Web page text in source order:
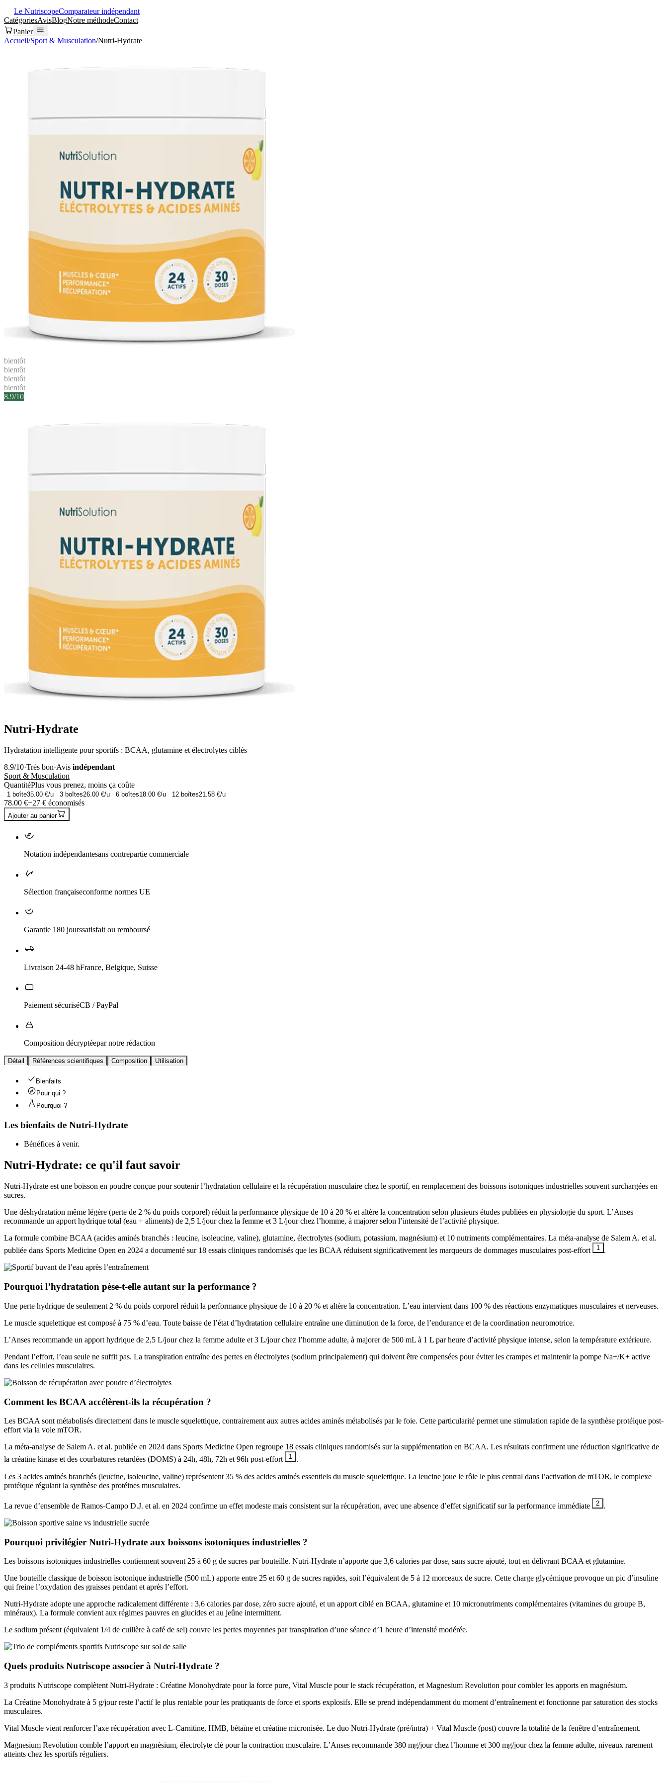
Le NutriscopeComparateur indépendant
CatégoriesAvisBlogNotre méthodeContact
Panier
Accueil/Sport & Musculation/Nutri-Hydrate
bientôt
bientôt
bientôt
bientôt
8.9/10
Nutri-Hydrate
Hydratation intelligente pour sportifs : BCAA, glutamine et électrolytes ciblés
8.9/10·Très bon·Avis indépendant
Sport & Musculation
QuantitéPlus vous prenez, moins ça coûte
1 boîte35.00 €/u 3 boîtes26.00 €/u 6 boîtes18.00 €/u 12 boîtes21.58 €/u
78.00 €−27 € économisés
Ajouter au panier
Notation indépendantesans contrepartie commerciale
Sélection françaiseconforme normes UE
Garantie 180 jourssatisfait ou remboursé
Livraison 24-48 hFrance, Belgique, Suisse
Paiement sécuriséCB / PayPal
Composition décryptéepar notre rédaction
Détail Références scientifiques Composition Utilisation
Bienfaits
Pour qui ?
Pourquoi ?
Les bienfaits de Nutri-Hydrate
Bénéfices à venir.
Nutri-Hydrate: ce qu'il faut savoir
Nutri-Hydrate est une boisson en poudre conçue pour soutenir l’hydratation cellulaire et la récupération musculaire chez le sportif, en remplacement des boissons isotoniques industrielles souvent surchargées en
sucres.
Une déshydratation même légère (perte de 2 % du poids corporel) réduit la performance physique de 10 à 20 % et altère la concentration selon plusieurs études publiées en physiologie du sport. L’Anses
recommande un apport hydrique total (eau + aliments) de 2,5 L/jour chez la femme et 3 L/jour chez l’homme, à majorer selon l’intensité de l’activité physique.
La formule combine BCAA (acides aminés branchés : leucine, isoleucine, valine), glutamine, électrolytes (sodium, potassium, magnésium) et 10 nutriments complémentaires. La méta-analyse de Salem A. et al.
publiée dans Sports Medicine Open en 2024 a documenté sur 18 essais cliniques randomisés que les BCAA réduisent significativement les marqueurs de dommages musculaires post-effort
1 .
Pourquoi l’hydratation pèse-t-elle autant sur la performance ?
Une perte hydrique de seulement 2 % du poids corporel réduit la performance physique de 10 à 20 % et altère la concentration. L’eau intervient dans 100 % des réactions enzymatiques musculaires et nerveuses.
Le muscle squelettique est composé à 75 % d’eau. Toute baisse de l’état d’hydratation cellulaire entraîne une diminution de la force, de l’endurance et de la coordination neuromotrice.
L’Anses recommande un apport hydrique de 2,5 L/jour chez la femme adulte et 3 L/jour chez l’homme adulte, à majorer de 500 mL à 1 L par heure d’activité physique intense, selon la température extérieure.
Pendant l’effort, l’eau seule ne suffit pas. La transpiration entraîne des pertes en électrolytes (sodium principalement) qui doivent être compensées pour éviter les crampes et maintenir la pompe Na+/K+ active
dans les cellules musculaires.
Comment les BCAA accélèrent-ils la récupération ?
Les BCAA sont métabolisés directement dans le muscle squelettique, contrairement aux autres acides aminés métabolisés par le foie. Cette particularité permet une stimulation rapide de la synthèse protéique post-
effort via la voie mTOR.
La méta-analyse de Salem A. et al. publiée en 2024 dans Sports Medicine Open regroupe 18 essais cliniques randomisés sur la supplémentation en BCAA. Les résultats confirment une réduction significative de
la créatine kinase et des courbatures retardées (DOMS) à 24h, 48h, 72h et 96h post-effort
1 .
Les 3 acides aminés branchés (leucine, isoleucine, valine) représentent 35 % des acides aminés essentiels du muscle squelettique. La leucine joue le rôle le plus central dans l’activation de mTOR, le complexe
protéique régulant la synthèse des protéines musculaires.
La revue d’ensemble de Ramos-Campo D.J. et al. en 2024 confirme un effet modeste mais consistent sur la récupération, avec une absence d’effet significatif sur la performance immédiate 2 .
Pourquoi privilégier Nutri-Hydrate aux boissons isotoniques industrielles ?
Les boissons isotoniques industrielles contiennent souvent 25 à 60 g de sucres par bouteille. Nutri-Hydrate n’apporte que 3,6 calories par dose, sans sucre ajouté, tout en délivrant BCAA et glutamine.
Une bouteille classique de boisson isotonique industrielle (500 mL) apporte entre 25 et 60 g de sucres rapides, soit l’équivalent de 5 à 12 morceaux de sucre. Cette charge glycémique provoque un pic d’insuline
qui freine l’oxydation des graisses pendant et après l’effort.
Nutri-Hydrate adopte une approche radicalement différente : 3,6 calories par dose, zéro sucre ajouté, et un apport ciblé en BCAA, glutamine et 10 micronutriments complémentaires (vitamines du groupe B,
minéraux). La formule convient aux régimes pauvres en glucides et au jeûne intermittent.
Le sodium présent (équivalent 1/4 de cuillère à café de sel) couvre les pertes moyennes par transpiration d’une séance d’1 heure d’intensité modérée.
Quels produits Nutriscope associer à Nutri-Hydrate ?
3 produits Nutriscope complètent Nutri-Hydrate : Créatine Monohydrate pour la force pure, Vital Muscle pour le stack récupération, et Magnesium Revolution pour combler les apports en magnésium.
La Créatine Monohydrate à 5 g/jour reste l’actif le plus rentable pour les pratiquants de force et sports explosifs. Elle se prend indépendamment du moment d’entraînement et fonctionne par saturation des stocks
musculaires.
Vital Muscle vient renforcer l’axe récupération avec L-Carnitine, HMB, bétaïne et créatine micronisée. Le duo Nutri-Hydrate (pré/intra) + Vital Muscle (post) couvre la totalité de la fenêtre d’entraînement.
Magnesium Revolution comble l’apport en magnésium, électrolyte clé pour la contraction musculaire. L’Anses recommande 380 mg/jour chez l’homme et 300 mg/jour chez la femme adulte, niveaux rarement
atteints chez les sportifs réguliers.